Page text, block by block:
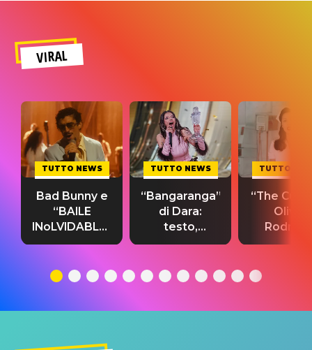
VIRAL
TUTTO NEWS
Bad Bunny e
“BAILE
INoLVIDABLE”:
testo,
significato
TUTTO NEWS
“Bangaranga”
di Dara:
testo,
traduzione e
del singolo
TUTTO
“The
Olivia
testo,